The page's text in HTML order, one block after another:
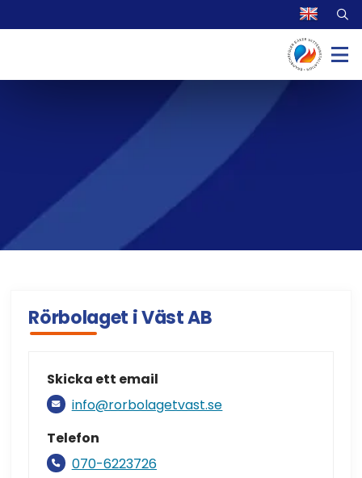
Rörbolaget i Väst AB
Skicka ett email
info@rorbolagetvast.se
Telefon
070-6223726